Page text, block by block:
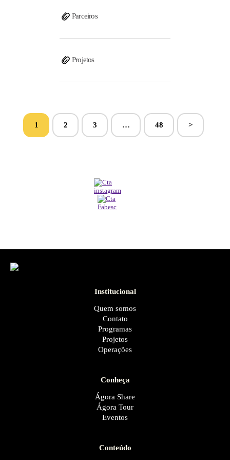
Parceiros
Projetos
1 2 3 … 48 >
Institucional
Quem somos
Contato
Programas
Projetos
Operações
Conheça
Ágora Share
Ágora Tour
Eventos
Conteúdo